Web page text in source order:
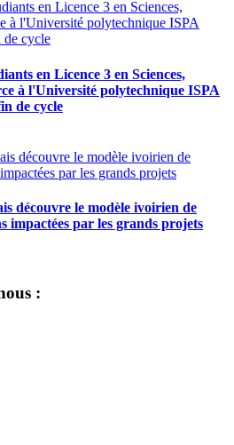
en Licence 3 en Sciences,
à l'Université polytechnique ISPA
de cycle
découvre le modèle ivoirien de
impactées par les grands projets
: